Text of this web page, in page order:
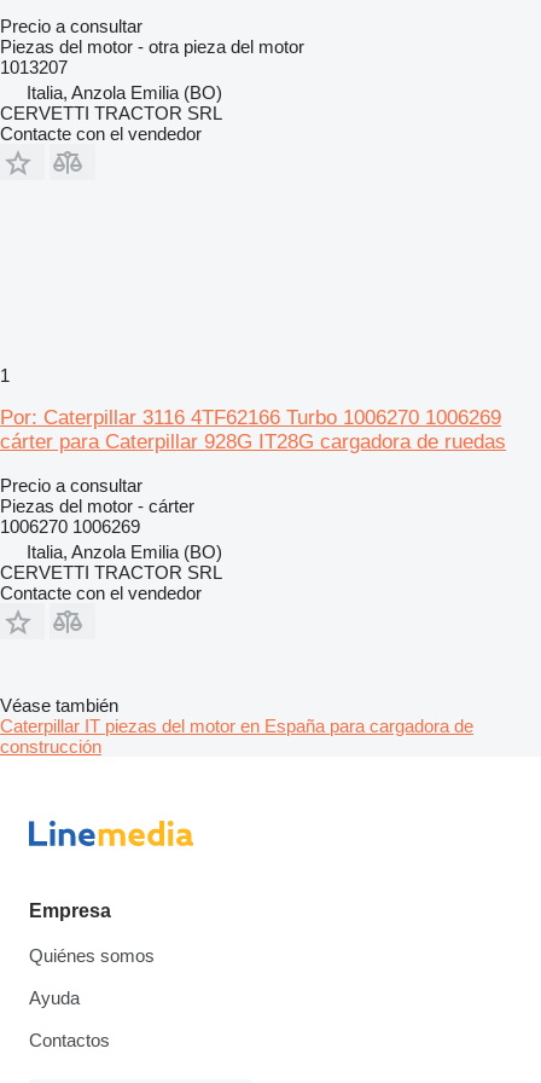
Precio a consultar
Piezas del motor - otra pieza del motor
1013207
Italia, Anzola Emilia (BO)
CERVETTI TRACTOR SRL
Contacte con el vendedor
1
Por: Caterpillar 3116 4TF62166 Turbo 1006270 1006269
cárter para Caterpillar 928G IT28G cargadora de ruedas
Precio a consultar
Piezas del motor - cárter
1006270 1006269
Italia, Anzola Emilia (BO)
CERVETTI TRACTOR SRL
Contacte con el vendedor
Véase también
Caterpillar IT piezas del motor en España para cargadora de
construcción
Empresa
Quiénes somos
Ayuda
Contactos